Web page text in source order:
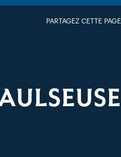
PARTAGEZ CETTE PAGE